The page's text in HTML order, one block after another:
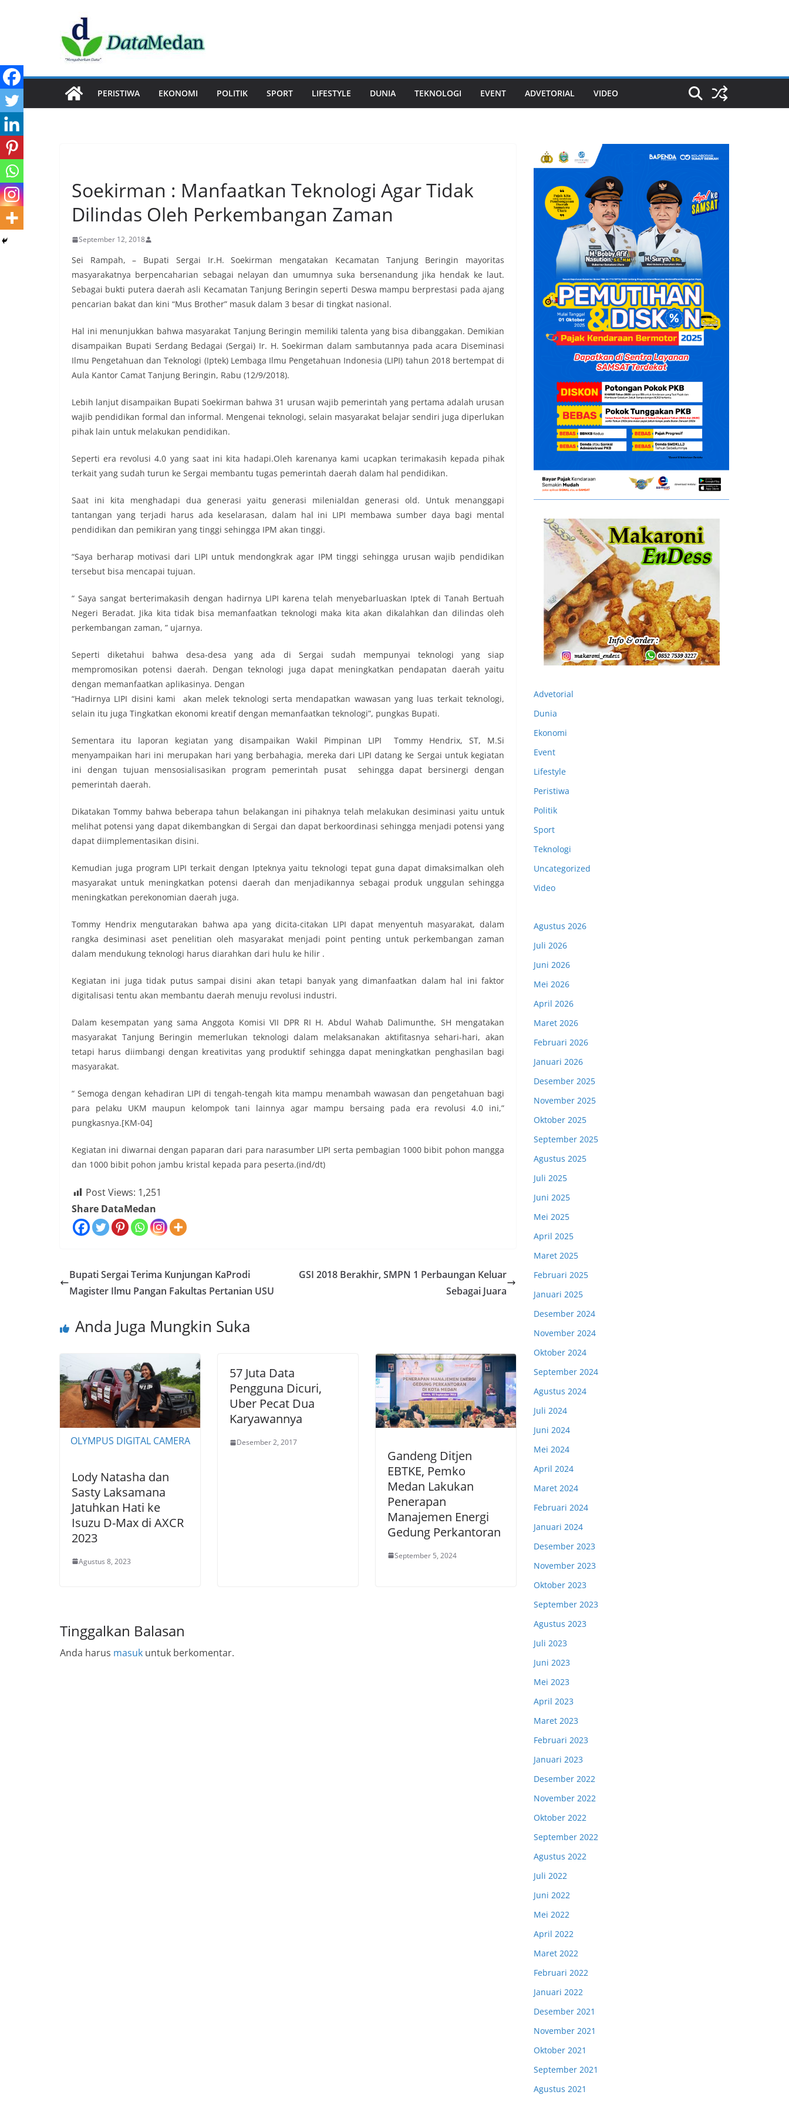
PERISTIWA EKONOMI POLITIK SPORT LIFESTYLE DUNIA TEKNOLOGI EVENT ADVETORIAL VIDEO
Soekirman : Manfaatkan Teknologi Agar Tidak
Dilindas Oleh Perkembangan Zaman
September 12, 2018
Sei Rampah, – Bupati Sergai Ir.H. Soekirman mengatakan Kecamatan Tanjung Beringin mayoritas
masyarakatnya berpencaharian sebagai nelayan dan umumnya suka bersenandung jika hendak ke laut.
Sebagai bukti putera daerah asli Kecamatan Tanjung Beringin seperti Deswa mampu berprestasi pada ajang
pencarian bakat dan kini “Mus Brother” masuk dalam 3 besar di tingkat nasional.
Hal ini menunjukkan bahwa masyarakat Tanjung Beringin memiliki talenta yang bisa dibanggakan. Demikian
disampaikan Bupati Serdang Bedagai (Sergai) Ir. H. Soekirman dalam sambutannya pada acara Diseminasi
Ilmu Pengetahuan dan Teknologi (Iptek) Lembaga Ilmu Pengetahuan Indonesia (LIPI) tahun 2018 bertempat di
Aula Kantor Camat Tanjung Beringin, Rabu (12/9/2018).
Lebih lanjut disampaikan Bupati Soekirman bahwa 31 urusan wajib pemerintah yang pertama adalah urusan
wajib pendidikan formal dan informal. Mengenai teknologi, selain masyarakat belajar sendiri juga diperlukan
pihak lain untuk melakukan pendidikan.
Seperti era revolusi 4.0 yang saat ini kita hadapi.Oleh karenanya kami ucapkan terimakasih kepada pihak
terkait yang sudah turun ke Sergai membantu tugas pemerintah daerah dalam hal pendidikan.
Saat ini kita menghadapi dua generasi yaitu generasi milenialdan generasi old. Untuk menanggapi
tantangan yang terjadi harus ada keselarasan, dalam hal ini LIPI membawa sumber daya bagi mental
pendidikan dan pemikiran yang tinggi sehingga IPM akan tinggi.
“Saya berharap motivasi dari LIPI untuk mendongkrak agar IPM tinggi sehingga urusan wajib pendidikan
tersebut bisa mencapai tujuan.
“ Saya sangat berterimakasih dengan hadirnya LIPI karena telah menyebarluaskan Iptek di Tanah Bertuah
Negeri Beradat. Jika kita tidak bisa memanfaatkan teknologi maka kita akan dikalahkan dan dilindas oleh
perkembangan zaman, ” ujarnya.
Seperti diketahui bahwa desa-desa yang ada di Sergai sudah mempunyai teknologi yang siap
mempromosikan potensi daerah. Dengan teknologi juga dapat meningkatkan pendapatan daerah yaitu
dengan memanfaatkan aplikasinya. Dengan
“Hadirnya LIPI disini kami akan melek teknologi serta mendapatkan wawasan yang luas terkait teknologi,
selain itu juga Tingkatkan ekonomi kreatif dengan memanfaatkan teknologi”, pungkas Bupati.
Sementara itu laporan kegiatan yang disampaikan Wakil Pimpinan LIPI Tommy Hendrix, ST, M.Si
menyampaikan hari ini merupakan hari yang berbahagia, mereka dari LIPI datang ke Sergai untuk kegiatan
ini dengan tujuan mensosialisasikan program pemerintah pusat sehingga dapat bersinergi dengan
pemerintah daerah.
Dikatakan Tommy bahwa beberapa tahun belakangan ini pihaknya telah melakukan desiminasi yaitu untuk
melihat potensi yang dapat dikembangkan di Sergai dan dapat berkoordinasi sehingga menjadi potensi yang
dapat diimplementasikan disini.
Kemudian juga program LIPI terkait dengan Ipteknya yaitu teknologi tepat guna dapat dimaksimalkan oleh
masyarakat untuk meningkatkan potensi daerah dan menjadikannya sebagai produk unggulan sehingga
meningkatkan perekonomian daerah juga.
Tommy Hendrix mengutarakan bahwa apa yang dicita-citakan LIPI dapat menyentuh masyarakat, dalam
rangka desiminasi aset penelitian oleh masyarakat menjadi point penting untuk perkembangan zaman
dalam mendukung teknologi harus diarahkan dari hulu ke hilir .
Kegiatan ini juga tidak putus sampai disini akan tetapi banyak yang dimanfaatkan dalam hal ini faktor
digitalisasi tentu akan membantu daerah menuju revolusi industri.
Dalam kesempatan yang sama Anggota Komisi VII DPR RI H. Abdul Wahab Dalimunthe, SH mengatakan
masyarakat Tanjung Beringin memerlukan teknologi dalam melaksanakan aktifitasnya sehari-hari, akan
tetapi harus diimbangi dengan kreativitas yang produktif sehingga dapat meningkatkan penghasilan bagi
masyarakat.
“ Semoga dengan kehadiran LIPI di tengah-tengah kita mampu menambah wawasan dan pengetahuan bagi
para pelaku UKM maupun kelompok tani lainnya agar mampu bersaing pada era revolusi 4.0 ini,”
pungkasnya.[KM-04]
Kegiatan ini diwarnai dengan paparan dari para narasumber LIPI serta pembagian 1000 bibit pohon mangga
dan 1000 bibit pohon jambu kristal kepada para peserta.(ind/dt)
Post Views: 1,251
Share DataMedan
Bupati Sergai Terima Kunjungan KaProdi
Magister Ilmu Pangan Fakultas Pertanian USU
GSI 2018 Berakhir, SMPN 1 Perbaungan Keluar
Sebagai Juara
Anda Juga Mungkin Suka
OLYMPUS DIGITAL CAMERA
Lody Natasha dan
Sasty Laksamana
Jatuhkan Hati ke
Isuzu D-Max di AXCR
2023
Agustus 8, 2023
57 Juta Data
Pengguna Dicuri,
Uber Pecat Dua
Karyawannya
Desember 2, 2017
Gandeng Ditjen
EBTKE, Pemko
Medan Lakukan
Penerapan
Manajemen Energi
Gedung Perkantoran
September 5, 2024
Tinggalkan Balasan
Anda harus masuk untuk berkomentar.
Advetorial
Dunia
Ekonomi
Event
Lifestyle
Peristiwa
Politik
Sport
Teknologi
Uncategorized
Video
Agustus 2026
Juli 2026
Juni 2026
Mei 2026
April 2026
Maret 2026
Februari 2026
Januari 2026
Desember 2025
November 2025
Oktober 2025
September 2025
Agustus 2025
Juli 2025
Juni 2025
Mei 2025
April 2025
Maret 2025
Februari 2025
Januari 2025
Desember 2024
November 2024
Oktober 2024
September 2024
Agustus 2024
Juli 2024
Juni 2024
Mei 2024
April 2024
Maret 2024
Februari 2024
Januari 2024
Desember 2023
November 2023
Oktober 2023
September 2023
Agustus 2023
Juli 2023
Juni 2023
Mei 2023
April 2023
Maret 2023
Februari 2023
Januari 2023
Desember 2022
November 2022
Oktober 2022
September 2022
Agustus 2022
Juli 2022
Juni 2022
Mei 2022
April 2022
Maret 2022
Februari 2022
Januari 2022
Desember 2021
November 2021
Oktober 2021
September 2021
Agustus 2021